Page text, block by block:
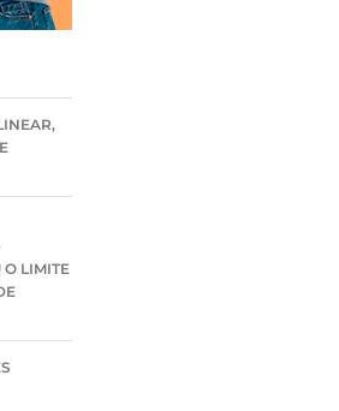
O LIMITE